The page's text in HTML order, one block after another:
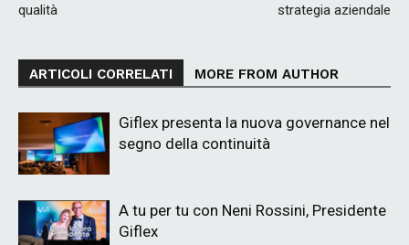
qualità
strategia aziendale
ARTICOLI CORRELATI MORE FROM AUTHOR
Giflex presenta la nuova governance nel
segno della continuità
A tu per tu con Neni Rossini, Presidente
Giflex